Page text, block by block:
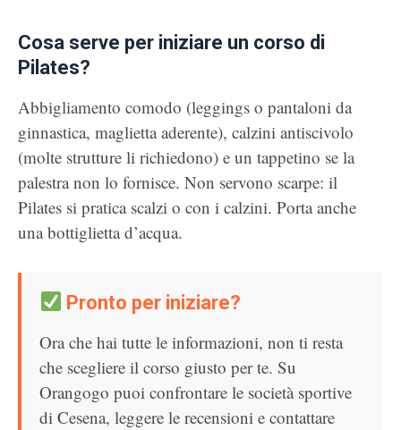
Cosa serve per iniziare un corso di
Pilates?
Abbigliamento comodo (leggings o pantaloni da
ginnastica, maglietta aderente), calzini antiscivolo
(molte strutture li richiedono) e un tappetino se la
palestra non lo fornisce. Non servono scarpe: il
Pilates si pratica scalzi o con i calzini. Porta anche
una bottiglietta d’acqua.
Pronto per iniziare?
Ora che hai tutte le informazioni, non ti resta
che scegliere il corso giusto per te. Su
Orangogo puoi confrontare le società sportive
di Cesena, leggere le recensioni e contattare